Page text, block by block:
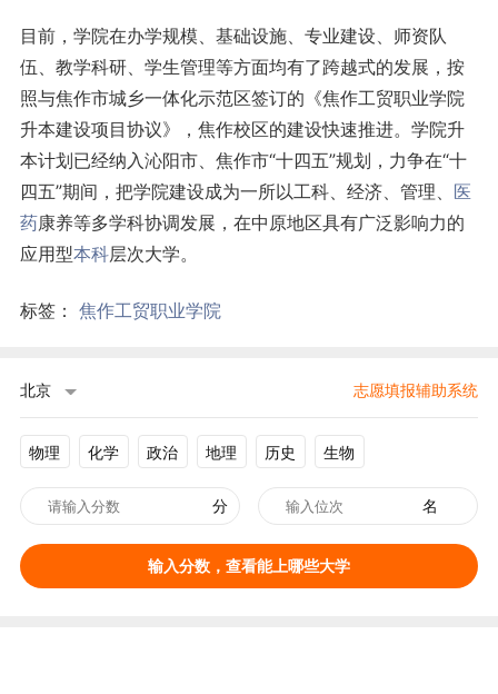
目前，学院在办学规模、基础设施、专业建设、师资队
伍、教学科研、学生管理等方面均有了跨越式的发展，按
照与焦作市城乡一体化示范区签订的《焦作工贸职业学院
升本建设项目协议》，焦作校区的建设快速推进。学院升
本计划已经纳入沁阳市、焦作市“十四五”规划，力争在“十
四五”期间，把学院建设成为一所以工科、经济、管理、 医
药康养等多学科协调发展，在中原地区具有广泛影响力的
应用型本科层次大学。
标签： 焦作工贸职业学院
北京 志愿填报辅助系统
物理 化学 政治 地理 历史 生物
分 名
输入分数，查看能上哪些大学